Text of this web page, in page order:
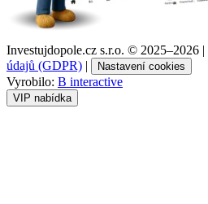
Investujdopole.cz s.r.o. © 2025–2026 |
údajů (GDPR) | Nastavení cookies
Vyrobilo: B interactive
VIP nabídka